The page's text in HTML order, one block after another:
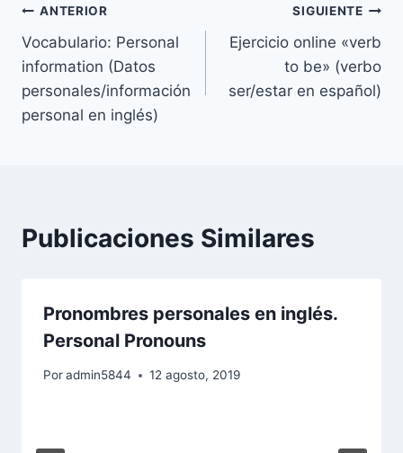
Navegación
de
entradas
ANTERIOR
Vocabulario: Personal
information (Datos
personales/información
personal en inglés)
SIGUIENTE
Ejercicio online «verb
to be» (verbo
ser/estar en español)
Publicaciones Similares
Pronombres personales en inglés.
Personal Pronouns
Poradmin5844 12 agosto, 2019